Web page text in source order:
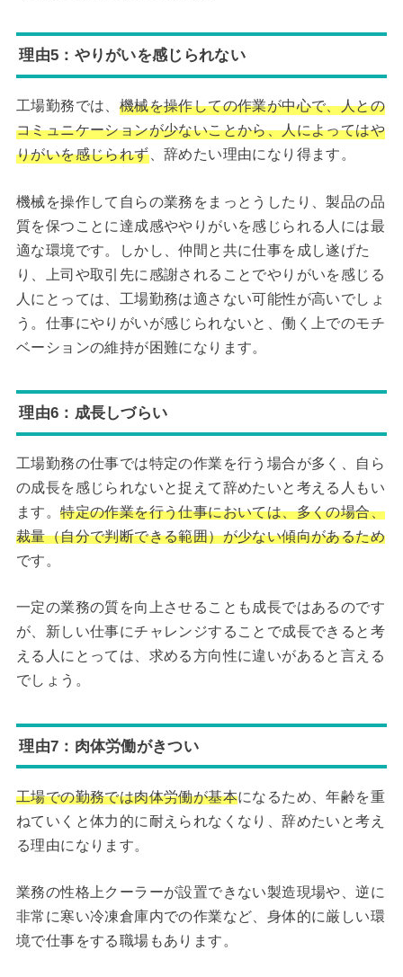
理由5：やりがいを感じられない
工場勤務では、 機械を操作しての作業が中心で、人との
コミュニケーションが少ないことから、人によってはや
りがいを感じられず、辞めたい理由になり得ます。
機械を操作して自らの業務をまっとうしたり、製品の品
質を保つことに達成感ややりがいを感じられる人には最
適な環境です。しかし、仲間と共に仕事を成し遂げた
り、上司や取引先に感謝されることでやりがいを感じる
人にとっては、工場勤務は適さない可能性が高いでしょ
う。仕事にやりがいが感じられないと、働く上でのモチ
ベーションの維持が困難になります。
理由6：成長しづらい
工場勤務の仕事では特定の作業を行う場合が多く、自ら
の成長を感じられないと捉えて辞めたいと考える人もい
ます。特定の作業を行う仕事においては、多くの場合、
裁量（自分で判断できる範囲）が少ない傾向があるため
です。
一定の業務の質を向上させることも成長ではあるのです
が、新しい仕事にチャレンジすることで成長できると考
える人にとっては、求める方向性に違いがあると言える
でしょう。
理由7：肉体労働がきつい
工場での勤務では肉体労働が基本になるため、年齢を重
ねていくと体力的に耐えられなくなり、辞めたいと考え
る理由になります。
業務の性格上クーラーが設置できない製造現場や、逆に
非常に寒い冷凍倉庫内での作業など、身体的に厳しい環
境で仕事をする職場もあります。